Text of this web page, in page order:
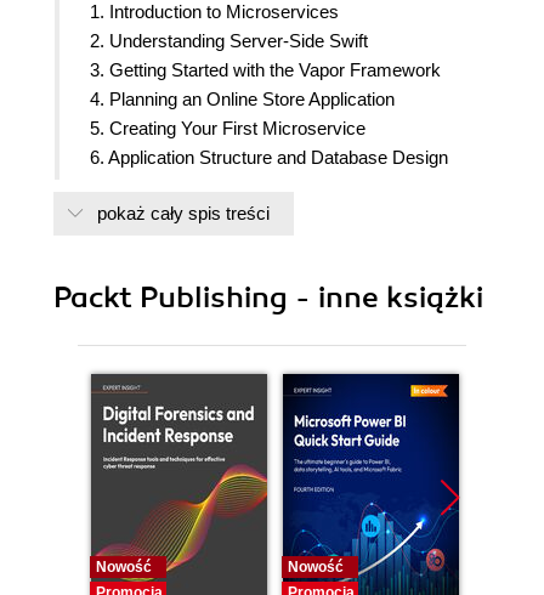
1. Introduction to Microservices
2. Understanding Server-Side Swift
3. Getting Started with the Vapor Framework
4. Planning an Online Store Application
5. Creating Your First Microservice
6. Application Structure and Database Design
8. Testing Microservices
11. Order Management Service
14. Docker and the Cloud
15. Deploying Microservices in the Cloud
16. Scaling and Monitoring Microservices
pokaż cały spis treści
Packt Publishing - inne książki
Nowość
Nowość